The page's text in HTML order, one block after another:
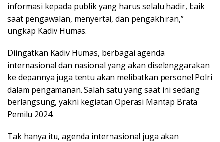
informasi kepada publik yang harus selalu hadir, baik
saat pengawalan, menyertai, dan pengakhiran,”
ungkap Kadiv Humas.
Diingatkan Kadiv Humas, berbagai agenda
internasional dan nasional yang akan diselenggarakan
ke depannya juga tentu akan melibatkan personel Polri
dalam pengamanan. Salah satu yang saat ini sedang
berlangsung, yakni kegiatan Operasi Mantap Brata
Pemilu 2024.
Tak hanya itu, agenda internasional juga akan